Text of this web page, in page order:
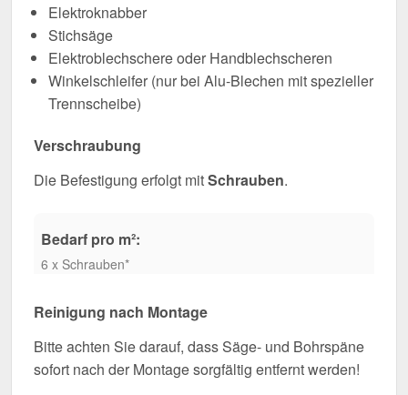
Elektroknabber
Stichsäge
Elektroblechschere oder Handblechscheren
Winkelschleifer (nur bei Alu-Blechen mit spezieller
Trennscheibe)
Verschraubung
Die Befestigung erfolgt mitSchrauben.
Bedarf pro m²:
6 x Schrauben*
Reinigung nach Montage
Bitte achten Sie darauf, dass Säge- und Bohrspäne
sofort nach der Montage sorgfältig entfernt werden!